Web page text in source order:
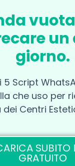
un
giorno.
5 Script
che uso per
Centri
SUBITO
GRATUITO